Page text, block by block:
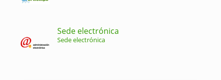
Sede electrónica
Sede electrónica